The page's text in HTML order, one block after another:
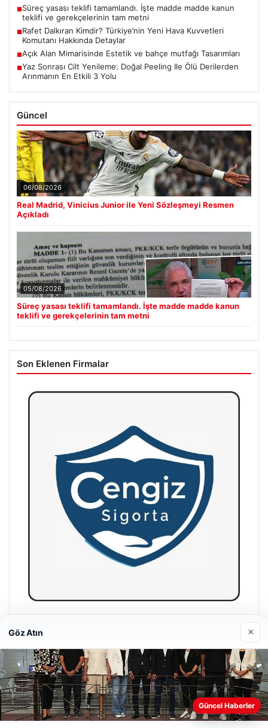
■Süreç yasası teklifi tamamlandı. İşte madde madde kanun
teklifi ve gerekçelerinin tam metni
■Rafet Dalkıran Kimdir? Türkiye’nin Yeni Hava Kuvvetleri
Komutanı Hakkında Detaylar
■Açık Alan Mimarisinde Estetik ve bahçe mutfağı Tasarımları
■Yaz Sonrası Cilt Yenileme: Doğal Peeling Ile Ölü Derilerden
Arınmanın En Etkili 3 Yolu
Güncel
06/08/2026
Real Madrid, Vinicius Junior ile Yeni Sözleşmeyi Resmen
Açıkladı
05/08/2026
Süreç yasası teklifi tamamlandı. İşte madde madde kanun
teklifi ve gerekçelerinin tam metni
Son Eklenen Firmalar
Hastaş Beton
Web sitemizi nasıl kullandığınızı daha iyi anlayabilmek,
deneyiminizi kişiselleştirmek ve geliştirmek amacıyla çerezler
Göz Atın ×
Güncel Haberler